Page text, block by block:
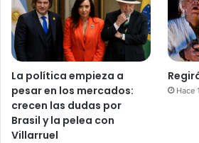
La política empieza a
pesar en los mercados:
crecen las dudas por
Brasil y la pelea con
Villarruel
Hace